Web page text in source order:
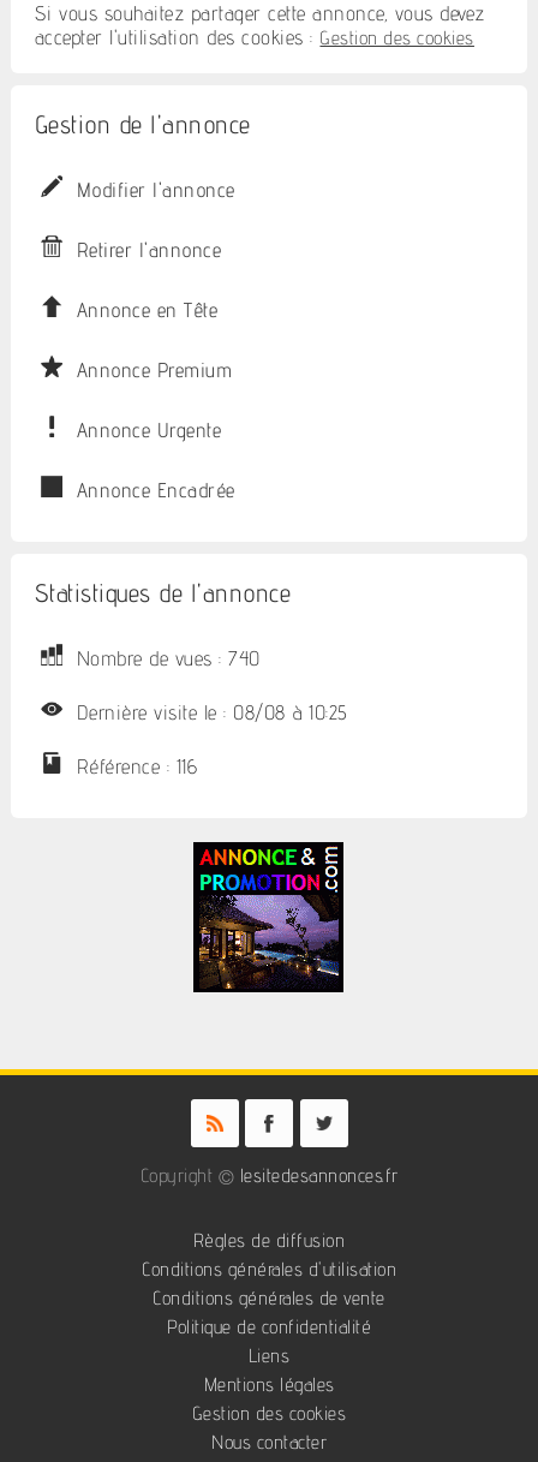
Si vous souhaitez partager cette annonce, vous devez
accepter l'utilisation des cookies : Gestion des cookies
Gestion de l'annonce
Modifier l'annonce
Retirer l'annonce
Annonce en Tête
Annonce Premium
Annonce Urgente
Annonce Encadrée
Statistiques de l'annonce
Nombre de vues : 740
Dernière visite le : 08/08 à 10:25
Référence : 116
Copyright © lesitedesannonces.fr
Règles de diffusion
Conditions générales d'utilisation
Conditions générales de vente
Politique de confidentialité
Liens
Mentions légales
Gestion des cookies
Nous contacter